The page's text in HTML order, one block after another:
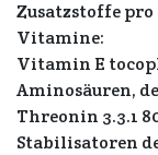
Zusatzstoffe pro
Vitamine:
Vitamin E
Aminosäuren,
Threonin 3.3.1
Stabilisatoren